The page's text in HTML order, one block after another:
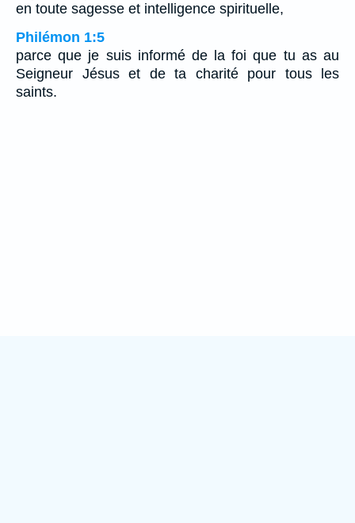
en toute sagesse et intelligence spirituelle,
Philémon 1:5
parce que je suis informé de la foi que tu as au
Seigneur Jésus et de ta charité pour tous les
saints.